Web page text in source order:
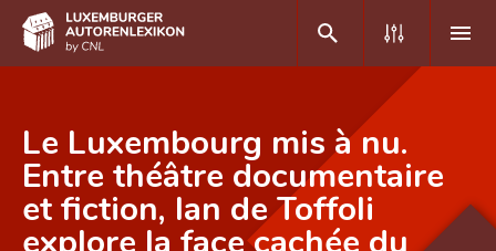
DE FR
Home
Le Luxembourg mis à nu.
Entre théâtre documentaire
et fiction, Ian de Toffoli
explore la face cachée du